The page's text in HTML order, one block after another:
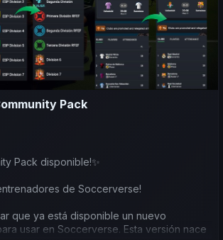
Pack
Pack disponible!✨️
de Soccerverse!
que ya está disponible un nuevo
usar en Soccerverse. Esta versión nace